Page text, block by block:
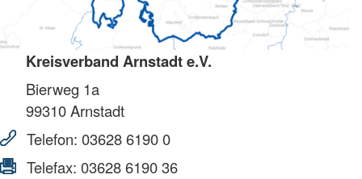
Kreisverband Arnstadt e.V.
Bierweg 1a
99310Arnstadt
Telefon: 03628 6190 0
Telefax: 03628 6190 36